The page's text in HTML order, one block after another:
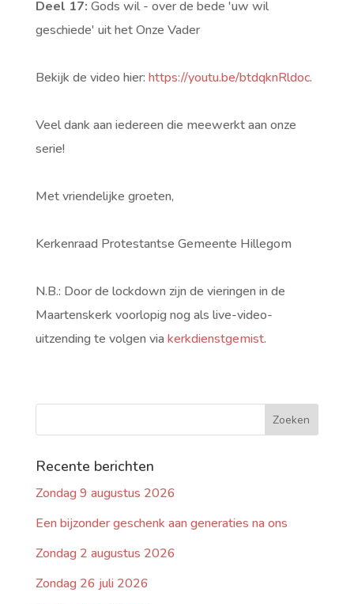
Deel 17: Gods wil - over de bede 'uw wil
geschiede' uit het Onze Vader
Bekijk de video hier: https://youtu.be/btdqknRldoc.
Veel dank aan iedereen die meewerkt aan onze
serie!
Met vriendelijke groeten,
Kerkenraad Protestantse Gemeente Hillegom
N.B.: Door de lockdown zijn de vieringen in de
Maartenskerk voorlopig nog als live-video-
uitzending te volgen via kerkdienstgemist.
Recente berichten
Zondag 9 augustus 2026
Een bijzonder geschenk aan generaties na ons
Zondag 2 augustus 2026
Zondag 26 juli 2026